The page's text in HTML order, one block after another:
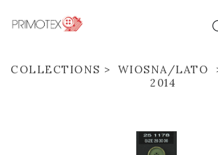
COLLECTIONS
WIOSNA/LATO
2014